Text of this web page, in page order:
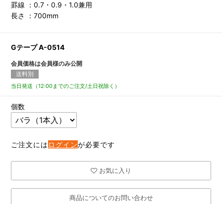
罫線 ：0.7・0.9・1.0兼用
長さ ：700mm
Gテープ A-0514
会員価格は会員様のみ公開
送料別
当日発送（12:00までのご注文/土日祝除く）
個数
ご注文には ログインが必要です
お気に入り
商品についてのお問い合わせ